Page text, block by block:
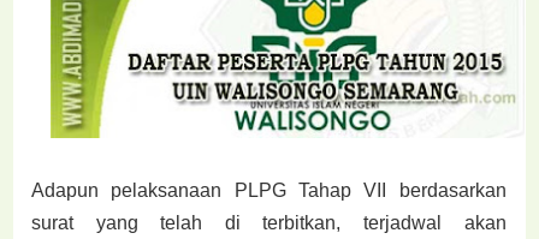
Adapun pelaksanaan PLPG Tahap VII berdasarkan
surat yang telah di terbitkan, terjadwal akan